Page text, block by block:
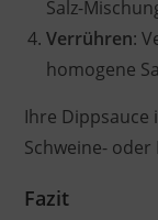
Salz-
Verrühren:
homogene
Ihre
Schweine-
Fazit